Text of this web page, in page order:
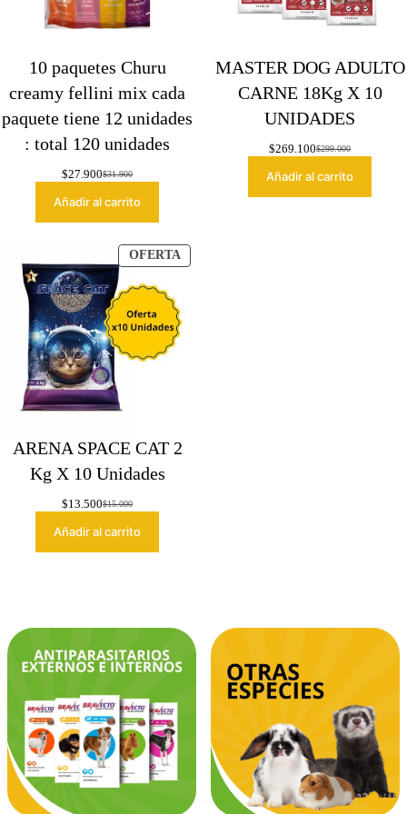
10 paquetes Churu
creamy fellini mix cada
paquete tiene 12 unidades
: total 120 unidades
$31.900
El
precio
original
era:
$27.900El
precio
actual
es:
Añadir al carrito
MASTER DOG ADULTO
CARNE 18Kg X 10
UNIDADES
$299.000
El
precio
original
era:
$269.100El
precio
actual
es:
Añadir al carrito
OFERTAPRODUCTO
EN
ARENA SPACE CAT 2
Kg X 10 Unidades
$15.000
El
precio
original
era:
$13.500El
precio
actual
es:
Añadir al carrito